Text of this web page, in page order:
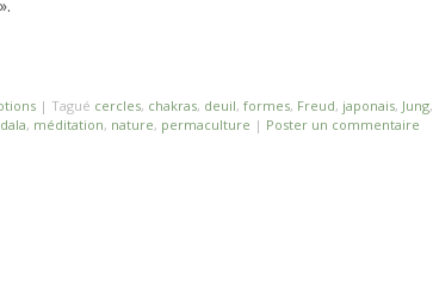
| Tagué cercles, chakras, deuil, formes, Freud, japonais, Jung,
, méditation, nature, permaculture | Poster un commentaire